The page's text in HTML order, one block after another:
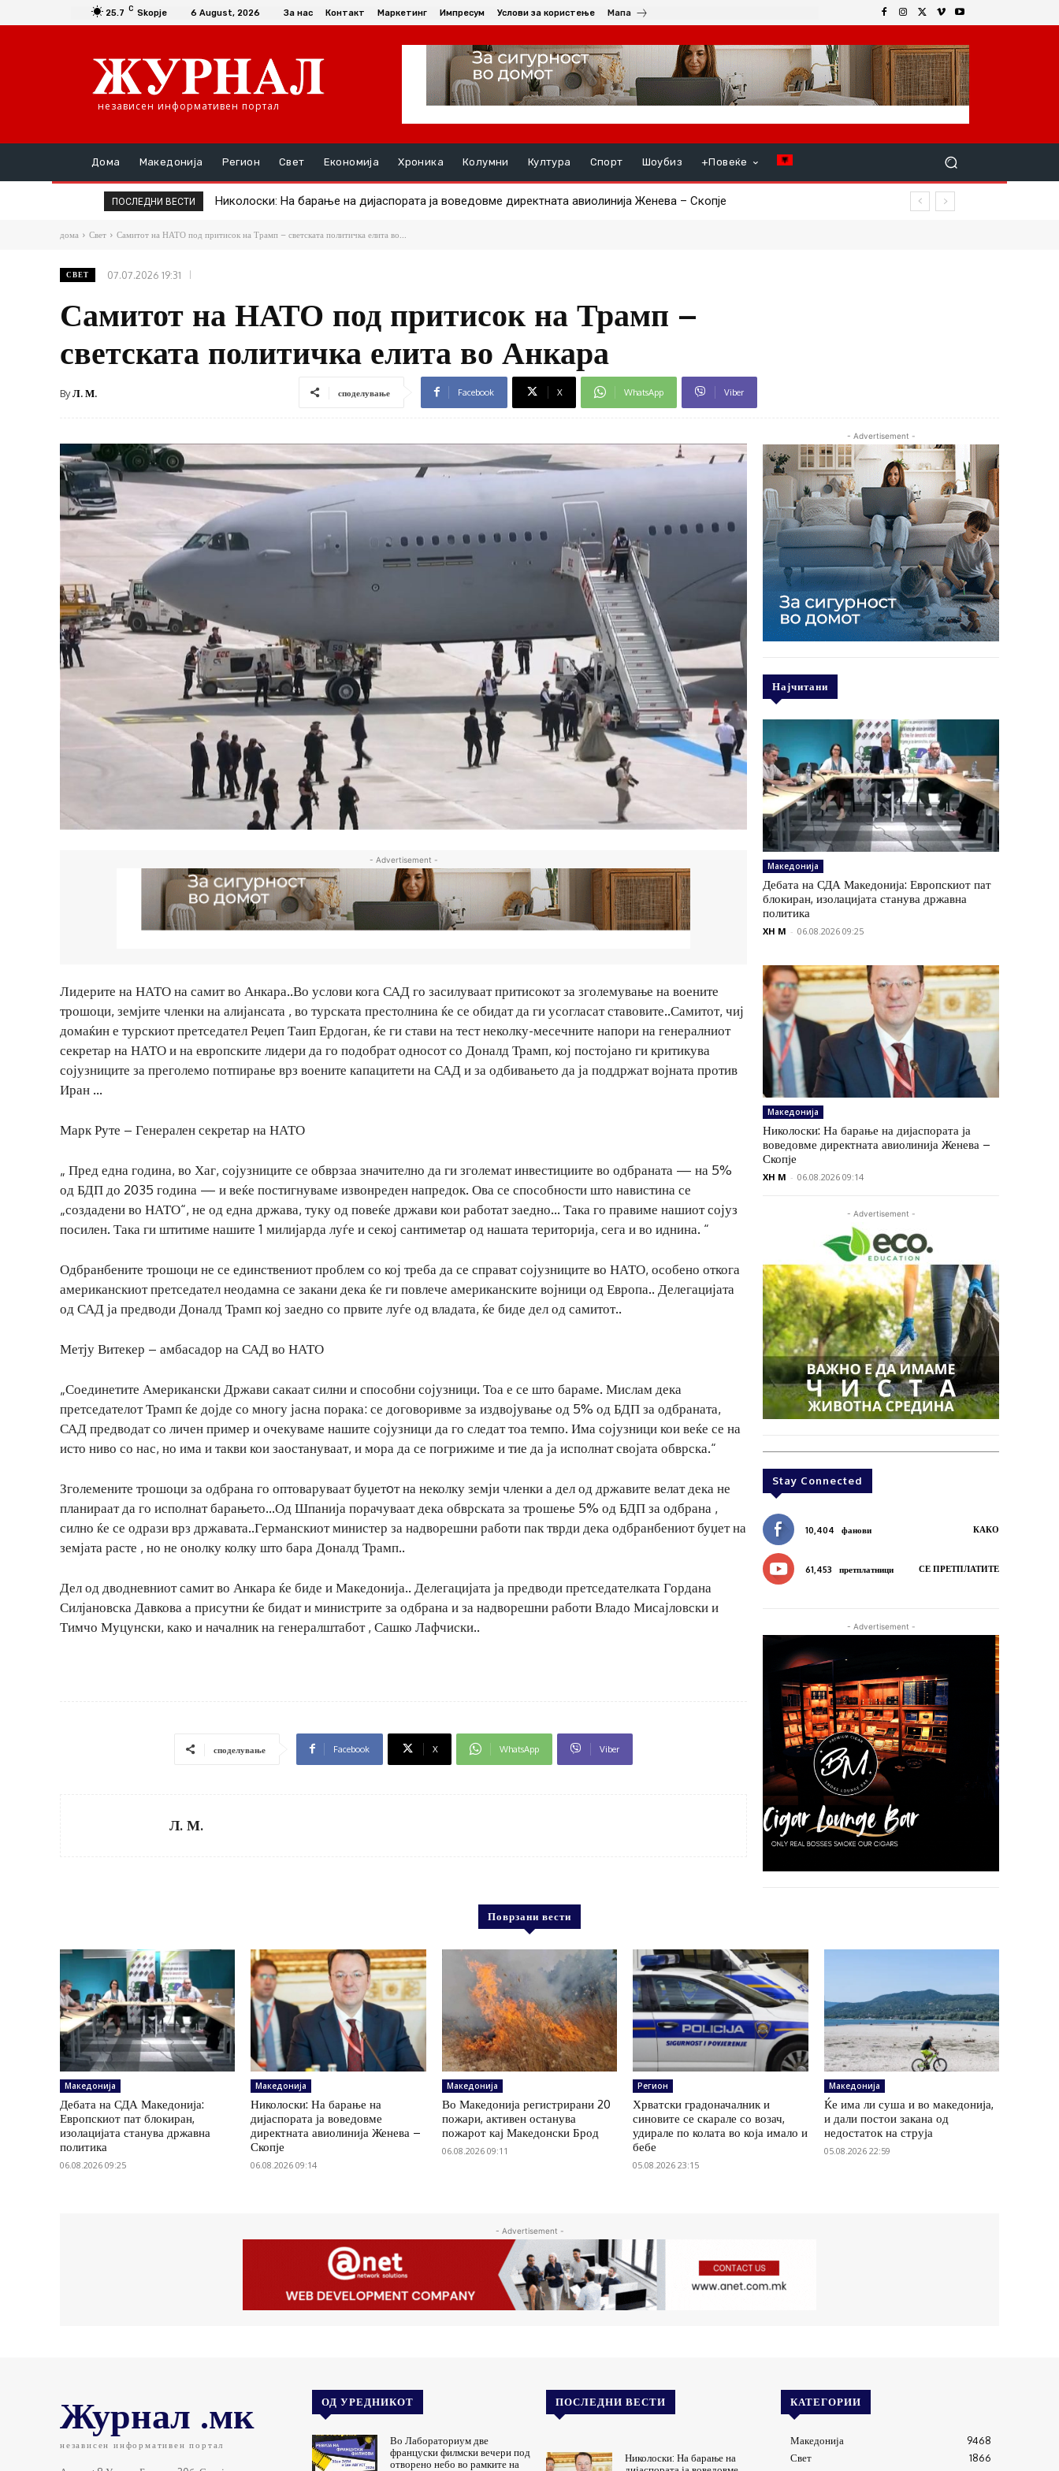
25.7 C Skopje 6 August, 2026 За нас Контакт Маркетинг Импресум Услови за користење Мапа
независен информативен портал
Дома Македонија Регион Свет Економија Хроника Колумни Култура Спорт Шоубиз +Повеќе
ПОСЛЕДНИ ВЕСТИ Николоски: На барање на дијаспората ја воведовме директната авиолинија Женева – Скопје
Во Македонија регистрирани 20 пожари, активен останува пожарот кај Македонски Брод
дома Свет Самитот на НАТО под притисок на Трамп – светската политичка елита во...
СВЕТ 07.07.2026 19:31
Самитот на НАТО под притисок на Трамп –
светската политичка елита во Анкара
ByЛ. М. споделување Facebook X WhatsApp Viber
- Advertisement -
Лидерите на НАТО на самит во Анкара..Во услови кога САД го засилуваат притисокот за зголемување на воените
трошоци, земјите членки на алијансата , во турската престолнина ќе се обидат да ги усогласат ставовите..Самитот, чиј
домаќин е турскиот претседател Реџеп Таип Ердоган, ќе ги стави на тест неколку-месечните напори на генералниот
секретар на НАТО и на европските лидери да го подобрат односот со Доналд Трамп, кој постојано ги критикува
сојузниците за преголемо потпирање врз воените капацитети на САД и за одбивањето да ја поддржат војната против
Иран …
Марк Руте – Генерален секретар на НАТО
„ Пред една година, во Хаг, сојузниците се обврзаа значително да ги зголемат инвестициите во одбраната — на 5%
од БДП до 2035 година — и веќе постигнуваме извонреден напредок. Ова се способности што навистина се
„создадени во НАТО“, не од една држава, туку од повеќе држави кои работат заедно… Така го правиме нашиот сојуз
посилен. Така ги штитиме нашите 1 милијарда луѓе и секој сантиметар од нашата територија, сега и во иднина. “
Одбранбените трошоци не се единствениот проблем со кој треба да се справат сојузниците во НАТО, особено откога
американскиот претседател неодамна се закани дека ќе ги повлече американските војници од Европа.. Делегацијата
од САД ја предводи Доналд Трамп кој заедно со првите луѓе од владата, ќе биде дел од самитот..
Метју Витекер – амбасадор на САД во НАТО
„Соединетите Американски Држави сакаат силни и способни сојузници. Тоа е се што бараме. Мислам дека
претседателот Трамп ќе дојде со многу јасна порака: се договоривме за издвојување од 5% од БДП за одбраната,
САД предводат со личен пример и очекуваме нашите сојузници да го следат тоа темпо. Има сојузници кои веќе се на
исто ниво со нас, но има и такви кои заостануваат, и мора да се погрижиме и тие да ја исполнат својата обврска.“
Зголемените трошоци за одбрана го оптоваруваат буџетoт на неколку земји членки а дел од државите велат дека не
планираат да го исполнат барањето…Од Шпанија порачуваат дека обврската за трошење 5% од БДП за одбрана ,
силно ќе се одрази врз државата..Германскиот министер за надворешни работи пак тврди дека одбранбениот буџет на
земјата расте , но не онолку колку што бара Доналд Трамп..
Дел од дводневниот самит во Анкара ќе биде и Македонија.. Делегацијата ја предводи претседателката Гордана
Силјановска Давкова а присутни ќе бидат и министрите за одбрана и за надворешни работи Владо Мисајловски и
Тимчо Муцунски, како и началник на генералштабот , Сашко Лафчиски..
споделување Facebook X WhatsApp Viber
Л. М.
- Advertisement -
Најчитани
Македонија
Дебата на СДА Македонија: Европскиот пат
блокиран, изолацијата станува државна
политика
XH M - 06.08.2026 09:25
Македонија
Николоски: На барање на дијаспората ја
воведовме директната авиолинија Женева –
Скопје
XH M - 06.08.2026 09:14
- Advertisement -
Stay Connected
10,404 фанови КАКО
61,453 претплатници СЕ ПРЕТПЛАТИТЕ
- Advertisement -
Поврзани вести
Македонија
Дебата на СДА Македонија:
Европскиот пат блокиран,
изолацијата станува државна
политика
06.08.2026 09:25
Македонија
Николоски: На барање на
дијаспората ја воведовме
директната авиолинија Женева –
Скопје
06.08.2026 09:14
Македонија
Во Македонија регистрирани 20
пожари, активен останува
пожарот кај Македонски Брод
06.08.2026 09:11
Регион
Хрватски градоначалник и
синовите се скарале со возач,
удирале по колата во која имало и
бебе
05.08.2026 23:15
Македонија
Ќе има ли суша и во македонија,
и дали постои закана од
недостаток на струја
05.08.2026 22:59
- Advertisement -
Журнал .мк
независен информативен портал
ОД УРЕДНИКОТ
Во Лабораториум две
француски филмски вечери под
отворено небо во рамките на
ПОСЛЕДНИ ВЕСТИ
Николоски: На барање на
КАТЕГОРИИ
Македонија
9468
Свет
1866